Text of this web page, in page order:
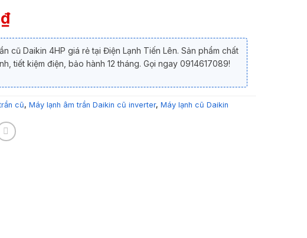
₫
cũ Daikin 4HP giá rẻ tại Điện Lạnh Tiến Lên. Sản phẩm chất
tiết kiệm điện, bảo hành 12 tháng. Gọi ngay 0914617089!
cũ, Máy lạnh âm trần Daikin cũ inverter, Máy lạnh cũ Daikin